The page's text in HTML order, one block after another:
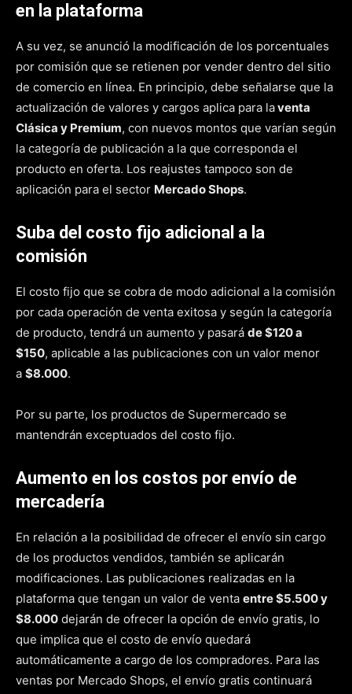
en la plataforma
A su vez, se anunció la modificación de los porcentuales
por comisión que se retienen por vender dentro del sitio
de comercio en línea. En principio, debe señalarse que la
actualización de valores y cargos aplica para laventa
Clásica y Premium, con nuevos montos que varían según
la categoría de publicación a la que corresponda el
producto en oferta. Los reajustes tampoco son de
aplicación para el sector Mercado Shops.
Suba del costo fijo adicional a la
comisión
El costo fijo que se cobra de modo adicional a la comisión
por cada operación de venta exitosa y según la categoría
de producto, tendrá un aumento y pasará de $120 a
$150, aplicable a las publicaciones con un valor menor
a $8.000.
Por su parte, los productos de Supermercado se
mantendrán exceptuados del costo fijo.
Aumento en los costos por envío de
mercadería
En relación a la posibilidad de ofrecer el envío sin cargo
de los productos vendidos, también se aplicarán
modificaciones. Las publicaciones realizadas en la
plataforma que tengan un valor de venta entre $5.500 y
$8.000 dejarán de ofrecer la opción de envío gratis, lo
que implica que el costo de envío quedará
automáticamente a cargo de los compradores. Para las
ventas por Mercado Shops, el envío gratis continuará